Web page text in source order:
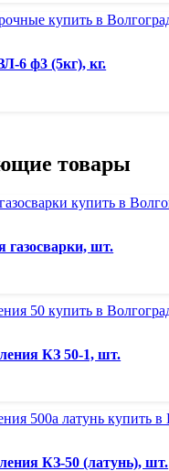
6 ф3 (5кг), кг.
товары
газосварки, шт.
КЗ 50-1, шт.
КЗ-50 (латунь), шт.